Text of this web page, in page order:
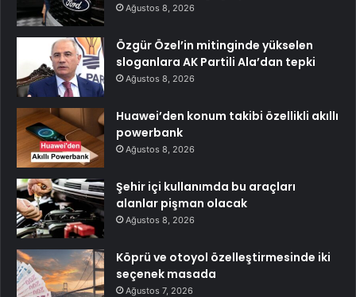
Ağustos 8, 2026
Özgür Özel’in mitinginde yükselen
sloganlara AK Partili Ala’dan tepki
Ağustos 8, 2026
Huawei’den konum takibi özellikli akıllı
powerbank
Ağustos 8, 2026
Şehir içi kullanımda bu araçları
alanlar pişman olacak
Ağustos 8, 2026
Köprü ve otoyol özelleştirmesinde iki
seçenek masada
Ağustos 7, 2026